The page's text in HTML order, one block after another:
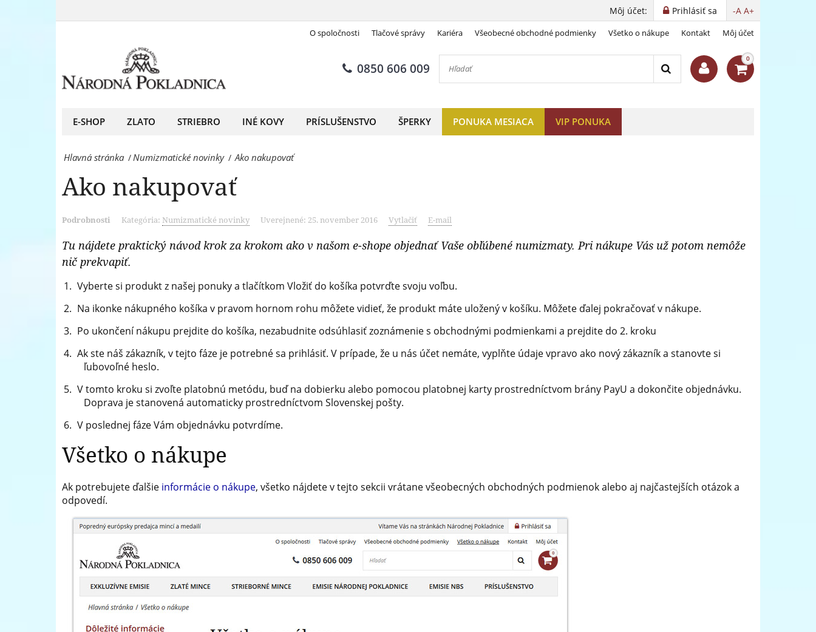
Národná
európsky
predajca
a
medailí
-A A+
Prihlásiť sa
Môj účet:
O spoločnosti Tlačové správy Kariéra Všeobecné obchodné podmienky Všetko o nákupe Kontakt Môj účet
0850 606 009
0
E-SHOP ZLATO STRIEBRO INÉ KOVY PRÍSLUŠENSTVO ŠPERKY PONUKA MESIACA VIP PONUKA
Hlavná stránka /Numizmatické novinky / Ako nakupovať
Ako nakupovať
Podrobnosti Kategória: Numizmatické novinky Uverejnené: 25. november 2016 Vytlačiť E-mail
Tu nájdete praktický návod krok za krokom ako v našom e-shope objednať Vaše obľúbené numizmaty. Pri nákupe Vás už potom nemôže
nič prekvapiť.
Vyberte si produkt z našej ponuky a tlačítkom Vložiť do košíka potvrďte svoju voľbu.
Na ikonke nákupného košíka v pravom hornom rohu môžete vidieť, že produkt máte uložený v košíku. Môžete ďalej pokračovať v nákupe.
Po ukončení nákupu prejdite do košíka, nezabudnite odsúhlasiť zoznámenie s obchodnými podmienkami a prejdite do 2. kroku
Ak ste náš zákazník, v tejto fáze je potrebné sa prihlásiť. V prípade, že u nás účet nemáte, vyplňte údaje vpravo ako nový zákazník a stanovte si
ľubovoľné heslo.
V tomto kroku si zvoľte platobnú metódu, buď na dobierku alebo pomocou platobnej karty prostredníctvom brány PayU a dokončite objednávku.
Doprava je stanovená automaticky prostredníctvom Slovenskej pošty.
V poslednej fáze Vám objednávku potvrdíme.
Všetko o nákupe
Ak potrebujete ďalšie informácie o nákupe, všetko nájdete v tejto sekcii vrátane všeobecných obchodných podmienok alebo aj najčastejších otázok a
odpovedí.
mincí
medailí